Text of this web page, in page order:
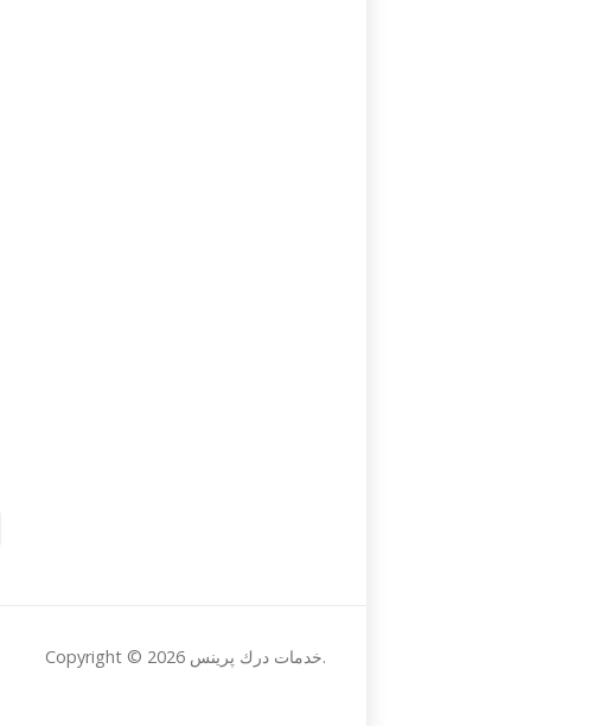
Copyright © 2026 خدمات درك پرينس.